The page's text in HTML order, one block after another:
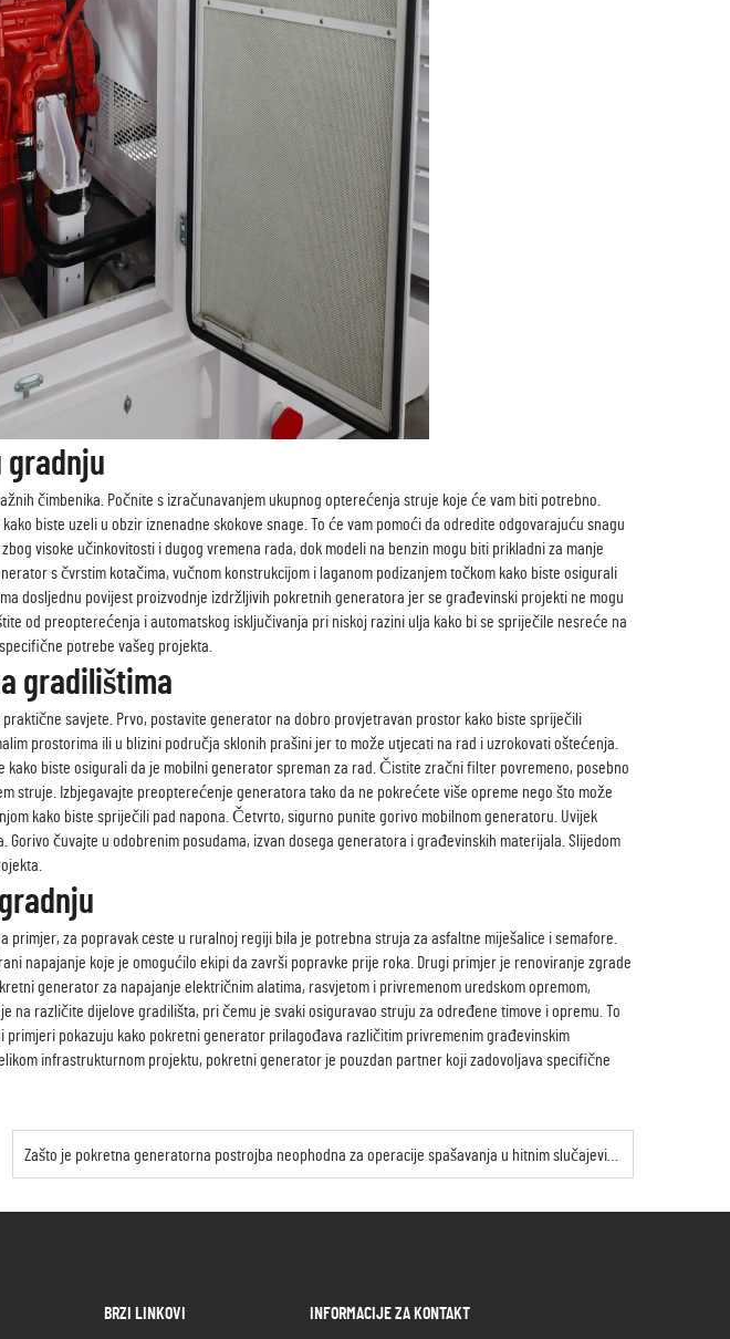
gradnju
čimbenika. Počnite s izračunavanjem ukupnog opterećenja struje koje će vam biti potrebno.
biste uzeli u obzir iznenadne skokove snage. To će vam pomoći da odredite odgovarajuću snagu
visoke učinkovitosti i dugog vremena rada, dok modeli na benzin mogu biti prikladni za manje
s čvrstim kotačima, vučnom konstrukcijom i laganom podizanjem točkom kako biste osigurali
dosljednu povijest proizvodnje izdržljivih pokretnih generatora jer se građevinski projekti ne mogu
od preopterećenja i automatskog isključivanja pri niskoj razini ulja kako bi se spriječile nesreće na
potrebe vašeg projekta.
gradilištima
savjete. Prvo, postavite generator na dobro provjetravan prostor kako biste spriječili
prostorima ili u blizini područja sklonih prašini jer to može utjecati na rad i uzrokovati oštećenja.
biste osigurali da je mobilni generator spreman za rad. Čistite zračni filter povremeno, posebno
struje. Izbjegavajte preopterećenje generatora tako da ne pokrećete više opreme nego što može
kako biste spriječili pad napona. Četvrto, sigurno punite gorivo mobilnom generatoru. Uvijek
čuvajte u odobrenim posudama, izvan dosega generatora i građevinskih materijala. Slijedom
za popravak ceste u ruralnoj regiji bila je potrebna struja za asfaltne miješalice i semafore.
napajanje koje je omogućilo ekipi da završi popravke prije roka. Drugi primjer je renoviranje zgrade
generator za napajanje električnim alatima, rasvjetom i privremenom uredskom opremom,
različite dijelove gradilišta, pri čemu je svaki osiguravao struju za određene timove i opremu. To
pokazuju kako pokretni generator prilagođava različitim privremenim građevinskim
infrastrukturnom projektu, pokretni generator je pouzdan partner koji zadovoljava specifične
BRZI LINKOVI INFORMACIJE ZA KONTAKT